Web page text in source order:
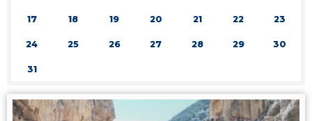
17 18 19 20 21 22 23
24 25 26 27 28 29 30
31